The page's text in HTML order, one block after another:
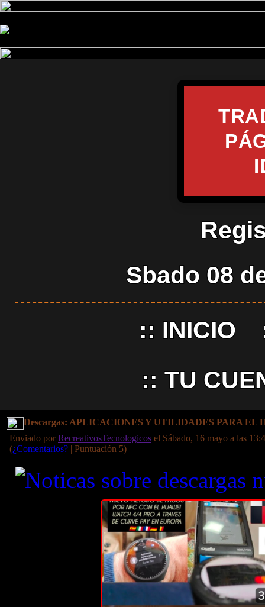
Sbado 08
:: INICIO
:: TU
Descargas: APLICACIONES Y UTILIDADES PARA EL
Enviado por RecreativosTecnologicos el Sábado, 16 mayo a las
(¿Comentarios? | Puntuación 5)